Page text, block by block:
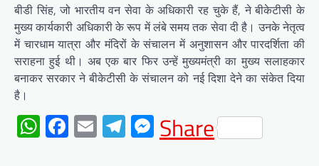
बीडी सिंह, जो भारतीय वन सेवा के अधिकारी रह चुके हैं, ने बीकेटीसी के
मुख्य कार्यकारी अधिकारी के रूप में लंबे समय तक सेवा दी है। उनके नेतृत्व
में चारधाम यात्रा और मंदिरों के संचालन में अनुशासन और पारदर्शिता की
सराहना हुई थी। अब एक बार फिर उन्हें मुख्यमंत्री का मुख्य सलाहकार
बनाकर सरकार ने बीकेटीसी के संचालन को नई दिशा देने का संकेत दिया
है।
WhatsApp
Facebook
EmailTelegram
Messenger
Share